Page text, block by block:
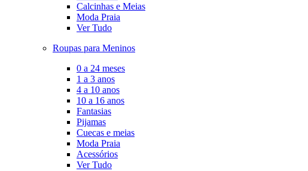
Calcinhas e Meias
Moda Praia
Ver Tudo
Roupas para Meninos
0 a 24 meses
1 a 3 anos
4 a 10 anos
10 a 16 anos
Fantasias
Pijamas
Cuecas e meias
Moda Praia
Acessórios
Ver Tudo